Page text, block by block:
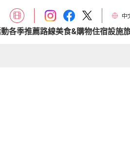
中
各季推薦路線美食&購物住宿設施